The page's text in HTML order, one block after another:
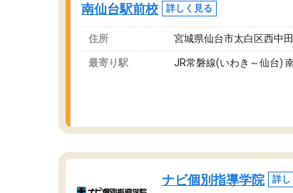
南仙台駅前校 詳しく見る
住所 宮城県仙台市太白区西中
最寄り駅 JR常磐線(いわき～仙台)
ナビ個別指導学院 詳し